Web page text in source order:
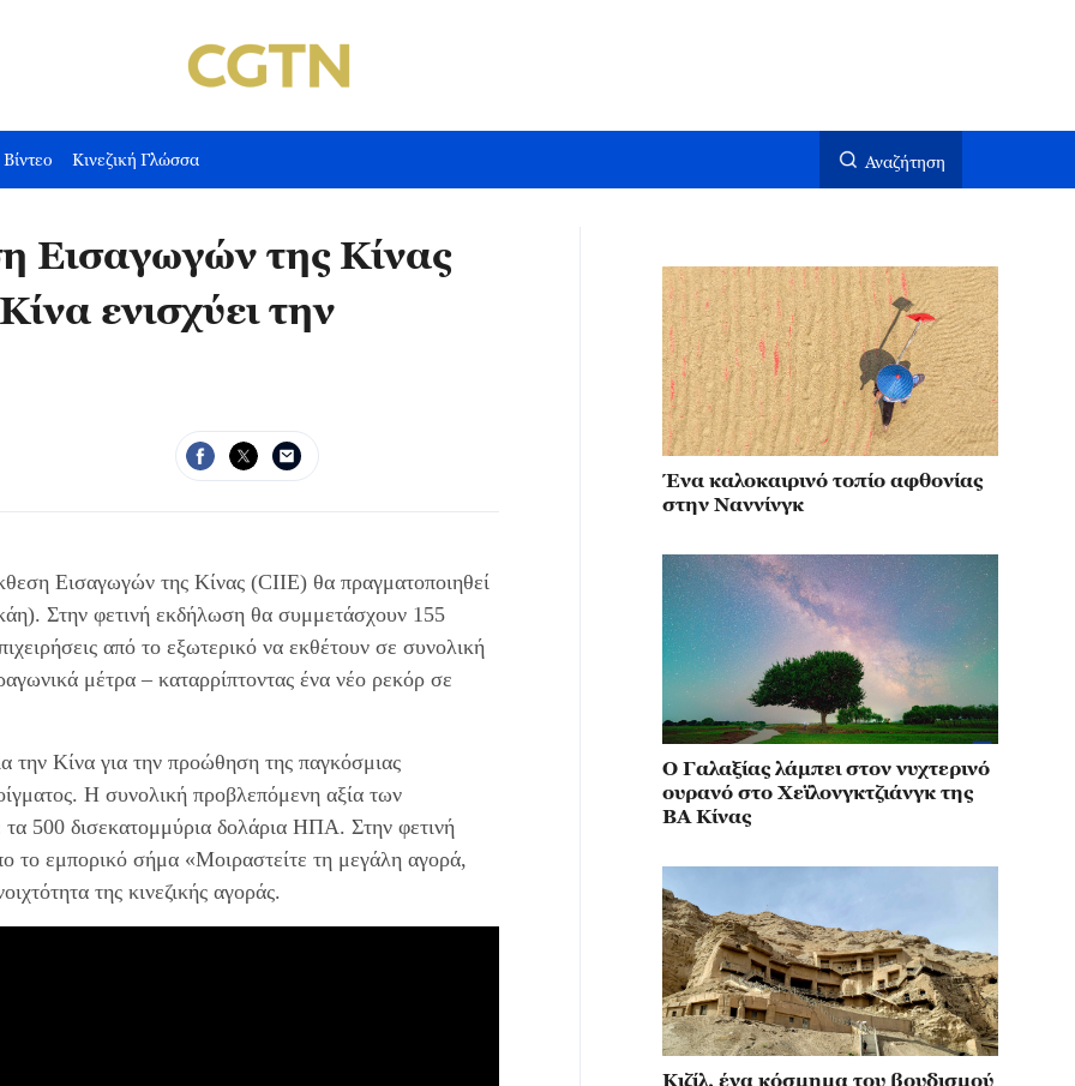
Βίντεο Κινεζική Γλώσσα Αναζήτηση
Εισαγωγών της Κίνας
ενισχύει την
Εισαγωγών της Κίνας (CIIE) θα πραγματοποιηθεί
Στην φετινή εκδήλωση θα συμμετάσχουν 155
από το εξωτερικό να εκθέτουν σε συνολική
μέτρα – καταρρίπτοντας ένα νέο ρεκόρ σε
την Κίνα για την προώθηση της παγκόσμιας
Η συνολική προβλεπόμενη αξία των
500 δισεκατομμύρια δολάρια ΗΠΑ. Στην φετινή
το εμπορικό σήμα «Μοιραστείτε τη μεγάλη αγορά,
της κινεζικής αγοράς.
Ένα καλοκαιρινό τοπίο αφθονίας
στην Ναννίνγκ
Ο Γαλαξίας λάμπει στον νυχτερινό
ουρανό στο Χεϊλονγκτζιάνγκ της
ΒΑ Κίνας
Κιζίλ, ένα κόσμημα του βουδισμού